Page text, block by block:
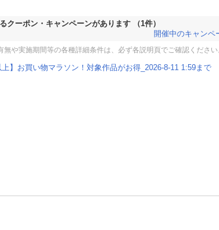
クーポン・キャンペーンがあります
（1件）
開催中のキャンペ
や実施期間等の各種詳細条件は、必ず各説明頁でご確認ください
上】お買い物マラソン！対象作品がお得_2026-8-11 1:59まで